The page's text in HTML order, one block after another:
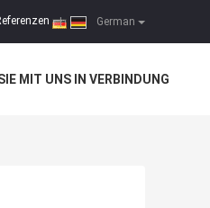
German
|
MIT UNS IN VERBINDUNG